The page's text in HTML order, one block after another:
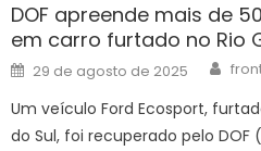
DOF apreende mais de
em carro furtado no Rio
Posted
on
29 de agosto de 2025
Um veículo Ford Ecosport,
do Sul, foi recuperado pelo